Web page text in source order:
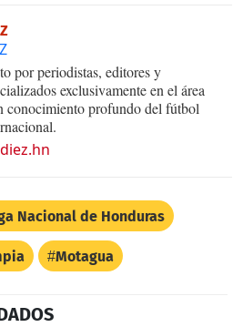
por periodistas, editores y
exclusivamente en el área
conocimiento profundo del fútbol
Nacional de Honduras
Motagua